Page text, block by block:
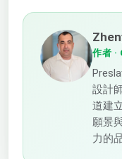
作者 ·
設計
道建
願景
力的